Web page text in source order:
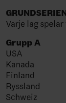
Varje lag
Grupp A
USA
Kanada
Finland
Ryssland
Schweiz